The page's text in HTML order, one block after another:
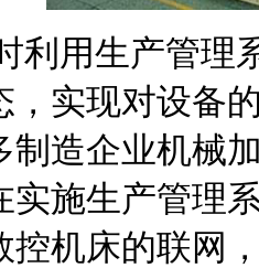
生产管理系
，实现对设备
制造企业机械
实施生产管理
控机床的联网